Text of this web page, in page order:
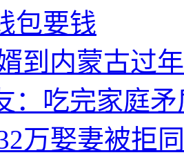
包要钱
到内蒙古过
：吃完家庭
万娶妻被拒